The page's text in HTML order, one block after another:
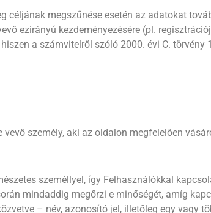
céljának megszűnése esetén az adatokat
ezirányú kezdeményezésére (pl.
a számvitelről szóló 2000. évi C.
személy, aki az oldalon megfelelően
személlyel, így Felhasználókkal
mindaddig megőrzi e minőségét, amíg
– név, azonosító jel, illetőleg egy vagy